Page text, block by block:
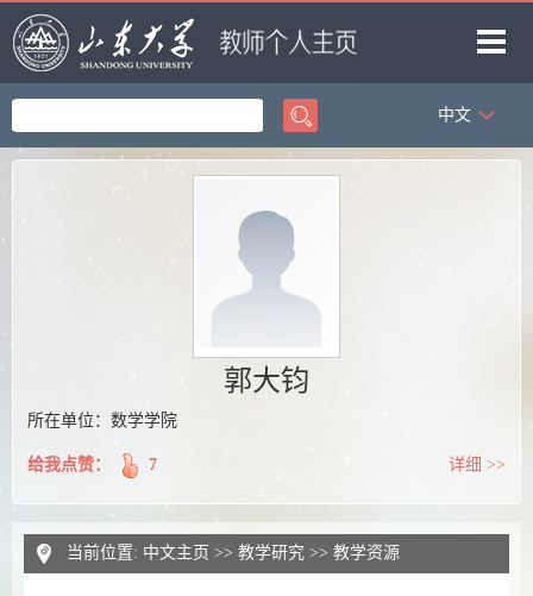
首页
教师博客
中文
郭大钧
所在单位：数学学院
给我点赞： 7 详细 >>
当前位置: 中文主页 >> 教学研究 >> 教学资源